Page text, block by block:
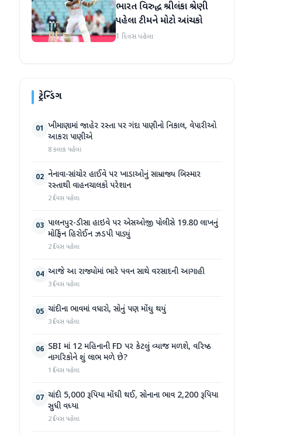
ભારત વિરુદ્ધ શ્રીલંકા શ્રેણી
પહેલા ટીમને મોટો આંચકો
1 દિવસ પહેલા
ટ્રેન્ડિંગ
01 ખીમાણામાં જાહેર રસ્તા પર ગંદા પાણીનો નિકાલ, વેપારીઓ
આકરા પાણીએ
8 કલાક પહેલા
02 નેનાવા-સાંચોર હાઈવે પર ખાડાઓનું સામ્રાજ્ય બિસ્માર
રસ્તાથી વાહનચાલકો પરેશાન
2 દિવસ પહેલા
03 પાલનપુર-ડીસા હાઇવે પર એસઓજી પોલીસે 19.80 લાખનું
મોર્ફિન હિરોઈન ઝડપી પાડ્યું
2 દિવસ પહેલા
04 આજે આ રાજ્યોમાં ભારે પવન સાથે વરસાદની આગાહી
3 દિવસ પહેલા
05 ચાંદીના ભાવમાં વધારો, સોનું પણ મોંઘુ થયું
3 દિવસ પહેલા
06 SBI માં 12 મહિનાની FD પર કેટલું વ્યાજ મળશે, વરિષ્ઠ
નાગરિકોને શું લાભ મળે છે?
1 દિવસ પહેલા
07 ચાંદી 5,000 રૂપિયા મોંઘી થઈ, સોનાના ભાવ 2,200 રૂપિયા
સુધી વધ્યા
2 દિવસ પહેલા